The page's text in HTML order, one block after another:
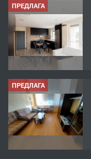
ПРЕДЛАГА
ПРЕДЛАГА